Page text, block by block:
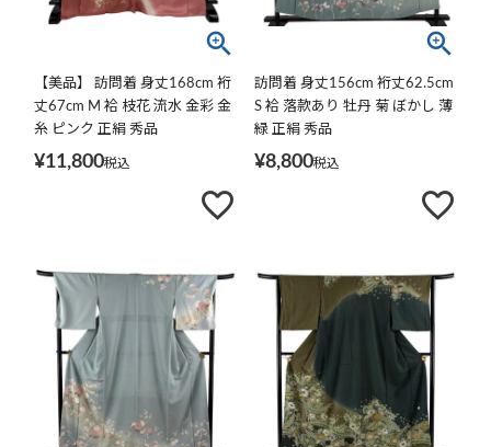
【美品】 訪問着 身丈168cm 裄
丈67cm M 袷 枝花 流水 金彩 金
糸 ピンク 正絹 秀品
¥11,800税込
訪問着 身丈156cm 裄丈62.5cm
S 袷 落款あり 牡丹 菊 ぼかし 薄
緑 正絹 秀品
¥8,800税込